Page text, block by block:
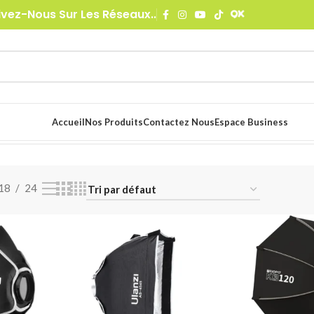
Nous Sur Les Réseaux..
AccueilNos ProduitsContactez NousEspace Business
24